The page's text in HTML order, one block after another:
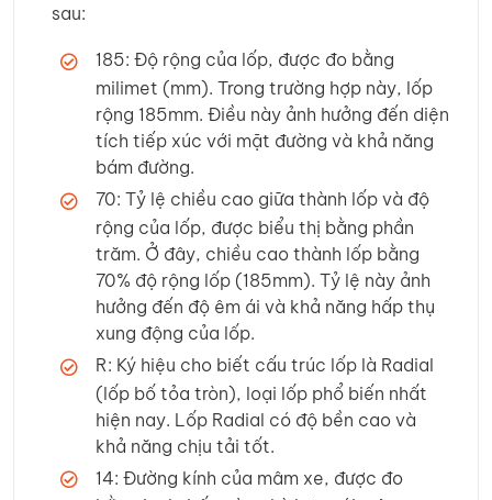
sau:
185: Độ rộng của lốp, được đo bằng
milimet (mm). Trong trường hợp này, lốp
rộng 185mm. Điều này ảnh hưởng đến diện
tích tiếp xúc với mặt đường và khả năng
bám đường.
70: Tỷ lệ chiều cao giữa thành lốp và độ
rộng của lốp, được biểu thị bằng phần
trăm. Ở đây, chiều cao thành lốp bằng
70% độ rộng lốp (185mm). Tỷ lệ này ảnh
hưởng đến độ êm ái và khả năng hấp thụ
xung động của lốp.
R: Ký hiệu cho biết cấu trúc lốp là Radial
(lốp bố tỏa tròn), loại lốp phổ biến nhất
hiện nay. Lốp Radial có độ bền cao và
khả năng chịu tải tốt.
14: Đường kính của mâm xe, được đo